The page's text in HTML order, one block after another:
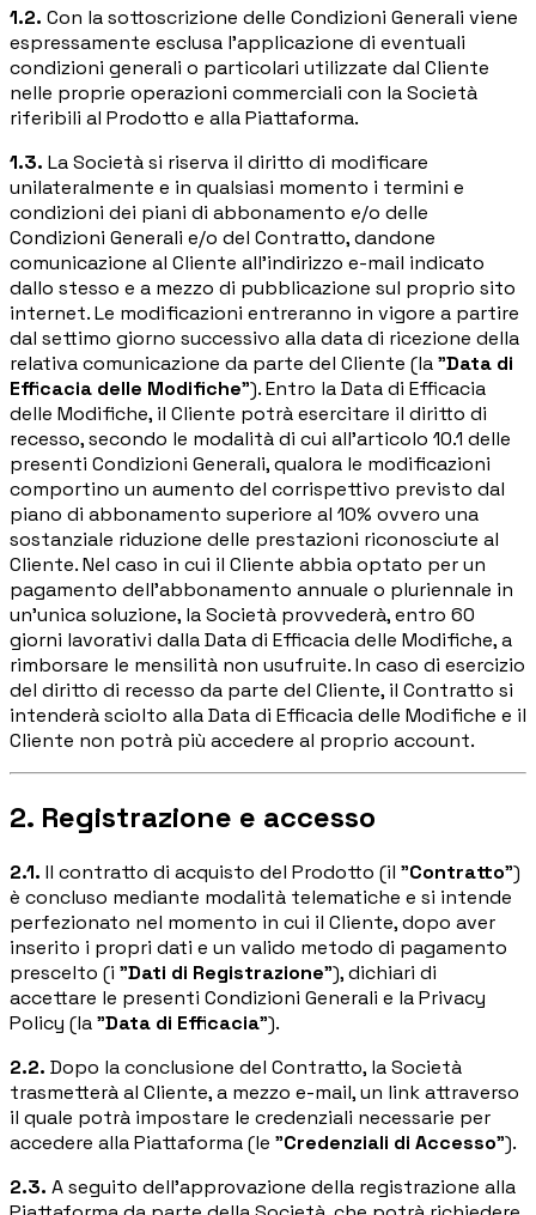
Chi siamo
RISORSE
Strumenti
Calcolatori e strumenti gratuiti per la tua impresa
Casi studio
Storie di imprese edili che usano Pillar
Blog
Norme, cassa e cantiere spiegati facile
Webinar
Conversazioni dal vivo e on-demand con il team di Pillar
🇮🇹Italia 🇲🇽Mexico 🇨🇴Colombia
🇵🇪Peru 🇦🇷Argentina 🇨🇱Chile
Spain 🇧🇷 🇵🇹
Portugal
🇵🇱
Poland
Accedi
Prenota un appuntamento
1.2. Con la sottoscrizione delle Condizioni Generali viene
espressamente esclusa l'applicazione di eventuali
condizioni generali o particolari utilizzate dal Cliente
nelle proprie operazioni commerciali con la Società
riferibili al Prodotto e alla Piattaforma.
1.3. La Società si riserva il diritto di modificare
unilateralmente e in qualsiasi momento i termini e
condizioni dei piani di abbonamento e/o delle
Condizioni Generali e/o del Contratto, dandone
comunicazione al Cliente all'indirizzo e-mail indicato
dallo stesso e a mezzo di pubblicazione sul proprio sito
internet. Le modificazioni entreranno in vigore a partire
dal settimo giorno successivo alla data di ricezione della
relativa comunicazione da parte del Cliente (la "Data di
Efficacia delle Modifiche"). Entro la Data di Efficacia
delle Modifiche, il Cliente potrà esercitare il diritto di
recesso, secondo le modalità di cui all'articolo 10.1 delle
presenti Condizioni Generali, qualora le modificazioni
comportino un aumento del corrispettivo previsto dal
piano di abbonamento superiore al 10% ovvero una
sostanziale riduzione delle prestazioni riconosciute al
Cliente. Nel caso in cui il Cliente abbia optato per un
pagamento dell'abbonamento annuale o pluriennale in
un'unica soluzione, la Società provvederà, entro 60
giorni lavorativi dalla Data di Efficacia delle Modifiche, a
rimborsare le mensilità non usufruite. In caso di esercizio
del diritto di recesso da parte del Cliente, il Contratto si
intenderà sciolto alla Data di Efficacia delle Modifiche e il
Cliente non potrà più accedere al proprio account.
2. Registrazione e accesso
2.1. Il contratto di acquisto del Prodotto (il "Contratto")
è concluso mediante modalità telematiche e si intende
perfezionato nel momento in cui il Cliente, dopo aver
inserito i propri dati e un valido metodo di pagamento
prescelto (i "Dati di Registrazione"), dichiari di
accettare le presenti Condizioni Generali e la Privacy
Policy (la "Data di Efficacia").
2.2. Dopo la conclusione del Contratto, la Società
trasmetterà al Cliente, a mezzo e-mail, un link attraverso
il quale potrà impostare le credenziali necessarie per
accedere alla Piattaforma (le "Credenziali di Accesso").
2.3. A seguito dell'approvazione della registrazione alla